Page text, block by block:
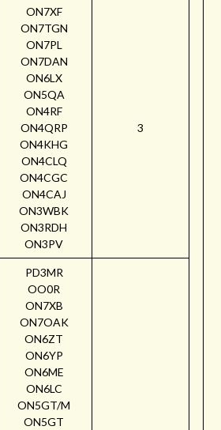
ON7XF
ON7TGN
ON7PL
ON7DAN
ON6LX
ON5QA
ON4RF
ON4QRP
ON4KHG
ON4CLQ
ON4CGC
ON4CAJ
ON3WBK
ON3RDH
ON3PV
3
PD3MR
OO0R
ON7XB
ON7OAK
ON6ZT
ON6YP
ON6ME
ON6LC
ON5GT/M
ON5GT